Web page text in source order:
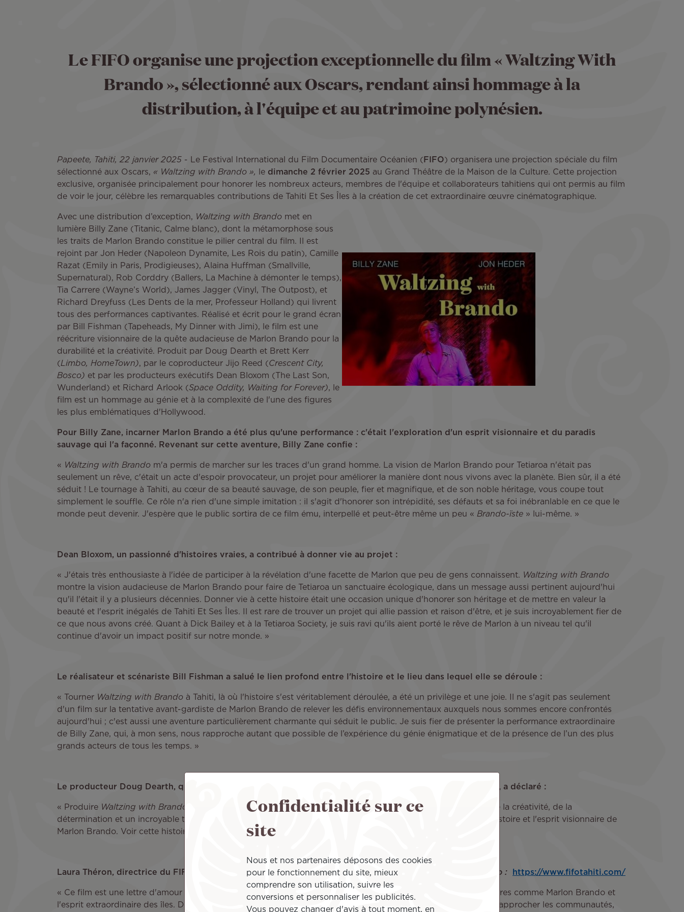
Le FIFO organise une projection exceptionnelle du film « Waltzing With
Brando », sélectionné aux Oscars, rendant ainsi hommage à la
distribution, à l'équipe et au patrimoine polynésien.
Papeete, Tahiti, 22 janvier 2025 - Le Festival International du Film Documentaire Océanien ( FIFO ) organisera une projection spéciale du film
sélectionné aux Oscars, « Waltzing with Brando », le dimanche 2 février 2025 au Grand Théâtre de la Maison de la Culture. Cette projection
exclusive, organisée principalement pour honorer les nombreux acteurs, membres de l'équipe et collaborateurs tahitiens qui ont permis au film
de voir le jour, célèbre les remarquables contributions de Tahiti Et Ses Îles à la création de cet extraordinaire œuvre cinématographique.
Avec une distribution d’exception, Waltzing with Brando met en
lumière Billy Zane (Titanic, Calme blanc), dont la métamorphose sous
les traits de Marlon Brando constitue le pilier central du film. Il est
rejoint par Jon Heder (Napoleon Dynamite, Les Rois du patin), Camille
Razat (Emily in Paris, Prodigieuses), Alaina Huffman (Smallville,
Supernatural), Rob Corddry (Ballers, La Machine à démonter le temps),
Tia Carrere (Wayne’s World), James Jagger (Vinyl, The Outpost), et
Richard Dreyfuss (Les Dents de la mer, Professeur Holland) qui livrent
tous des performances captivantes. Réalisé et écrit pour le grand écran
par Bill Fishman (Tapeheads, My Dinner with Jimi), le film est une
réécriture visionnaire de la quête audacieuse de Marlon Brando pour la
durabilité et la créativité. Produit par Doug Dearth et Brett Kerr
( Limbo, HomeTown), par le coproducteur Jijo Reed ( Crescent City,
Bosco) et par les producteurs exécutifs Dean Bloxom (The Last Son,
Wunderland) et Richard Arlook (Space Oddity, Waiting for Forever), le
film est un hommage au génie et à la complexité de l'une des figures
les plus emblématiques d'Hollywood.
Pour Billy Zane, incarner Marlon Brando a été plus qu'une performance : c'était l'exploration d'un esprit visionnaire et du paradis
sauvage qui l'a façonné. Revenant sur cette aventure, Billy Zane confie :
« Waltzing with Brando m'a permis de marcher sur les traces d'un grand homme. La vision de Marlon Brando pour Tetiaroa n'était pas
seulement un rêve, c'était un acte d'espoir provocateur, un projet pour améliorer la manière dont nous vivons avec la planète. Bien sûr, il a été
séduit ! Le tournage à Tahiti, au cœur de sa beauté sauvage, de son peuple, fier et magnifique, et de son noble héritage, vous coupe tout
simplement le souffle. Ce rôle n'a rien d'une simple imitation : il s'agit d'honorer son intrépidité, ses défauts et sa foi inébranlable en ce que le
monde peut devenir. J'espère que le public sortira de ce film ému, interpellé et peut-être même un peu « Brando-ïste » lui-même. »
Dean Bloxom, un passionné d'histoires vraies, a contribué à donner vie au projet :
« J'étais très enthousiaste à l'idée de participer à la révélation d'une facette de Marlon que peu de gens connaissent. Waltzing with Brando
montre la vision audacieuse de Marlon Brando pour faire de Tetiaroa un sanctuaire écologique, dans un message aussi pertinent aujourd'hui
qu'il l'était il y a plusieurs décennies. Donner vie à cette histoire était une occasion unique d'honorer son héritage et de mettre en valeur la
beauté et l'esprit inégalés de Tahiti Et Ses Îles. Il est rare de trouver un projet qui allie passion et raison d'être, et je suis incroyablement fier de
ce que nous avons créé. Quant à Dick Bailey et à la Tetiaroa Society, je suis ravi qu'ils aient porté le rêve de Marlon à un niveau tel qu'il
continue d'avoir un impact positif sur notre monde. »
Le réalisateur et scénariste Bill Fishman a salué le lien profond entre l'histoire et le lieu dans lequel elle se déroule :
« Tourner Waltzing with Brando à Tahiti, là où l'histoire s'est véritablement déroulée, a été un privilège et une joie. Il ne s'agit pas seulement
d'un film sur la tentative avant-gardiste de Marlon Brando de relever les défis environnementaux auxquels nous sommes encore confrontés
aujourd'hui ; c'est aussi une aventure particulièrement charmante qui séduit le public. Je suis fier de présenter la performance extraordinaire
de Billy Zane, qui, à mon sens, nous rapproche autant que possible de l’expérience du génie énigmatique et de la présence de l’un des plus
grands acteurs de tous les temps. »
Le producteur Doug Dearth, qui a joué un rôle clé dans la gestion des complexités d'une telle production, a déclaré :
« Produire Waltzing with Brando
a été une aventure. Le tournage à Tahiti a été source de défis qui ont exigé de la créativité, de la
détermination et un incroyable travail d'équipe. Mais chaque obstacle a été l'occasion d'honorer le cœur de l'histoire et l'esprit visionnaire de
Marlon Brando. Voir cette histoire prendre vie a été l'une des expériences les plus gratifiantes de ma carrière. »
Laura Théron, directrice du FIFO, a souligné l'importance culturelle de films tels que Waltzing with Brando : https://www.fifotahiti.com/
« Ce film est une lettre d'amour à Tahiti et à ses habitants. Il met en évidence le lien profond entre des visionnaires comme Marlon Brando et
l'esprit extraordinaire des îles. Des histoires comme
Waltzing with Brando
nous rappellent que le cinéma peut rapprocher les communautés,
Confidentialité sur ce
site
Nous et nos partenaires déposons des cookies
pour le fonctionnement du site, mieux
comprendre son utilisation, suivre les
conversions et personnaliser les publicités.
Vous pouvez changer d'avis à tout moment, en